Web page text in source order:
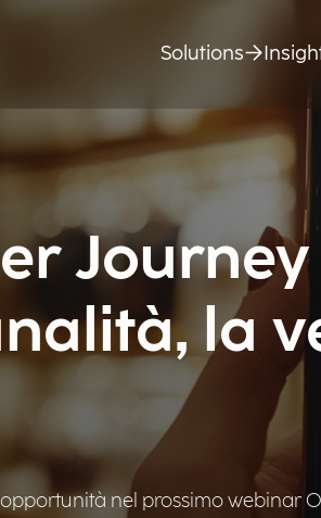
Journey
la
nel prossimo webinar
Solutions